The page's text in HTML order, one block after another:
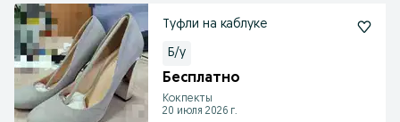
Туфли на каблуке
Б/у
Бесплатно
Кокпекты
20 июля 2026 г.